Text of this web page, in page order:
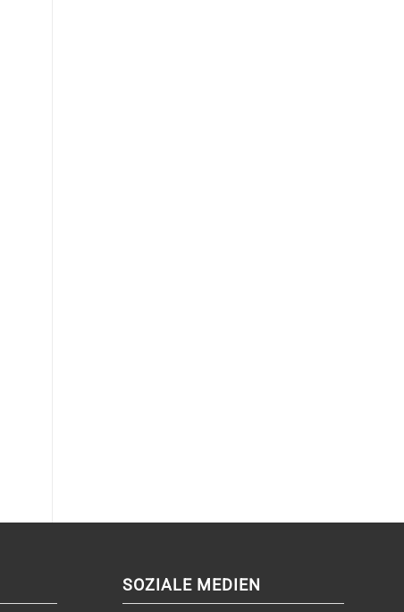
SOZIALE MEDIEN